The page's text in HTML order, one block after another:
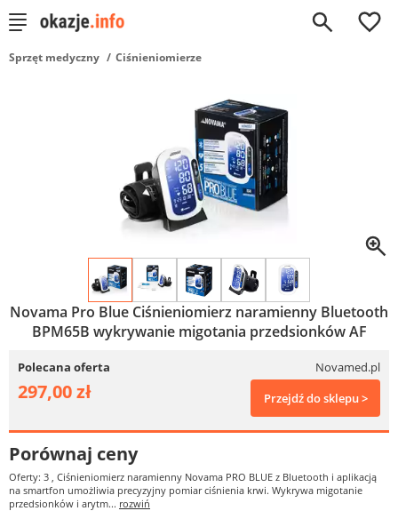
0
Sprzęt medyczny Ciśnieniomierze
Novama Pro Blue Ciśnieniomierz naramienny Bluetooth
BPM65B wykrywanie migotania przedsionków AF
Polecana oferta Novamed.pl
297,00 zł Przejdź do sklepu >
Porównaj ceny
Oferty: 3 , Ciśnieniomierz naramienny Novama PRO BLUE z Bluetooth i aplikacją
na smartfon umożliwia precyzyjny pomiar ciśnienia krwi. Wykrywa migotanie
przedsionków i arytm... rozwiń